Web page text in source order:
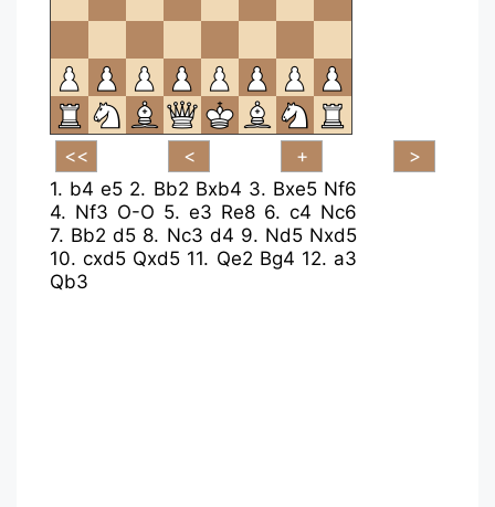
1. b4 e5 2. Bb2 Bxb4 3. Bxe5 Nf6
4. Nf3 O-O 5. e3 Re8 6. c4 Nc6
7. Bb2 d5 8. Nc3 d4 9. Nd5 Nxd5
10.cxd5 Qxd5 11. Qe2 Bg4 12. a3
Qb3